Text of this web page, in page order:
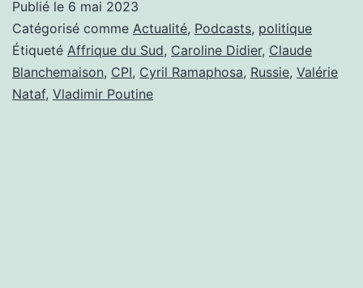
LA
RÉPLIQUE
SE
Publié le 6 mai 2023
Catégorisé comme Actualité, Podcasts, politique
Étiqueté Affrique du Sud, Caroline Didier, Claude
Blanchemaison, CPI, Cyril Ramaphosa, Russie, Valérie
Nataf, Vladimir Poutine